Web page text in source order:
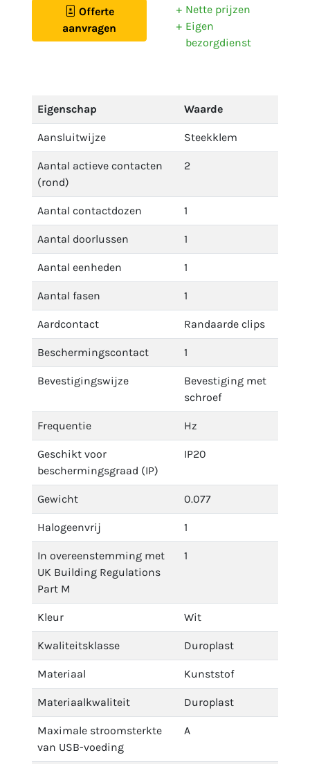
Offerte
aanvragen
Nette prijzen
Eigen
bezorgdienst
Eigenschap Waarde
Aansluitwijze Steekklem
Aantal actieve contacten
(rond)
2
Aantal contactdozen 1
Aantal doorlussen 1
Aantal eenheden 1
Aantal fasen 1
Aardcontact Randaarde clips
Beschermingscontact 1
Bevestigingswijze
Bevestiging met
schroef
Frequentie Hz
Geschikt voor
beschermingsgraad (IP)
IP20
Gewicht 0.077
Halogeenvrij 1
In overeenstemming met
UK Building Regulations
Part M
1
Kleur Wit
Kwaliteitsklasse Duroplast
Materiaal Kunststof
Materiaalkwaliteit Duroplast
Maximale stroomsterkte
van USB-voeding
A